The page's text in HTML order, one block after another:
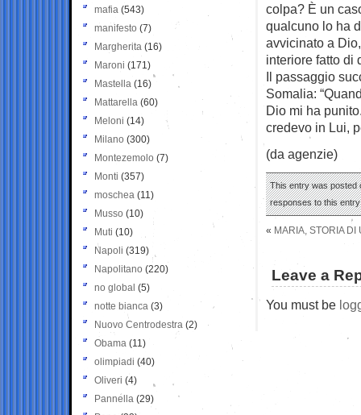
colpa? È un
qualcuno lo ha
avvicinato a
interiore fatto di
Il passaggio
Somalia:
Dio mi ha
credevo in Lui,
(da agenzie)
This entry was posted
responses to this
« MARIA, STORIA DI
Leave a
You must be
mafia (543)
manifesto (7)
Margherita (16)
Maroni (171)
Mastella (16)
Mattarella (60)
Meloni (14)
Milano (300)
Montezemolo (7)
Monti (357)
moschea (11)
Musso (10)
Muti (10)
Napoli (319)
Napolitano (220)
no global (5)
notte bianca (3)
Nuovo Centrodestra (2)
Obama (11)
olimpiadi (40)
Oliveri (4)
Pannella (29)